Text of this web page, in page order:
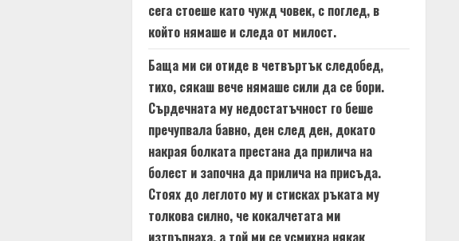
сега стоеше като чужд човек, с поглед, в
който нямаше и следа от милост.
Баща ми си отиде в четвъртък следобед,
тихо, сякаш вече нямаше сили да се бори.
Сърдечната му недостатъчност го беше
пречупвала бавно, ден след ден, докато
накрая болката престана да прилича на
болест и започна да прилича на присъда.
Стоях до леглото му и стисках ръката му
толкова силно, че кокалчетата ми
изтръпнаха, а той ми се усмихна някак